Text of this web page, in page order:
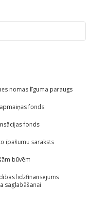
nomas līguma paraugs
fonds
fonds
īpašumu saraksts
būvēm
līdzfinansējums
saglabāšanai